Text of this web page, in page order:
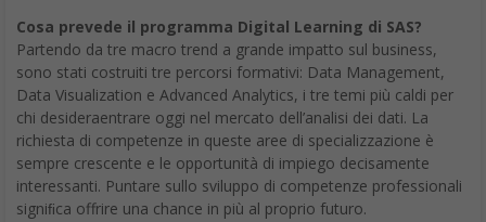
Cosa prevede il programma Digital Learning di SAS?
Partendo da tre macro trend a grande impatto sul business,
sono stati costruiti tre percorsi formativi: Data Management,
Data Visualization e Advanced Analytics, i tre temi più caldi per
chi desideraentrare oggi nel mercato dell’analisi dei dati. La
richiesta di competenze in queste aree di specializzazione è
sempre crescente e le opportunità di impiego decisamente
interessanti. Puntare sullo sviluppo di competenze professionali
signiﬁca offrire una chance in più al proprio futuro.